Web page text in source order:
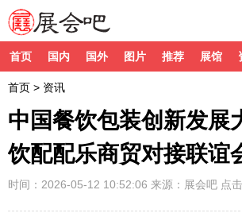
首页 国内 国外 图片 推荐 展馆
首页 > 资讯
中国餐饮包装创新发展
饮配配乐商贸对接联谊
时间：2026-05-12 10:52:06 来源： 展会吧 点